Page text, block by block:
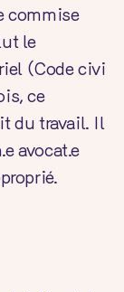
commise
le
(Code civi
ce
du travail. Il
avocat.e